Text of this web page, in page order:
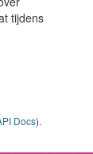
tijdens
Docs).